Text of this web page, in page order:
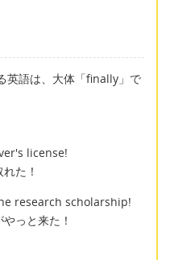
英語は、大体「finally」で
license!
た！
research scholarship!
っと来た！